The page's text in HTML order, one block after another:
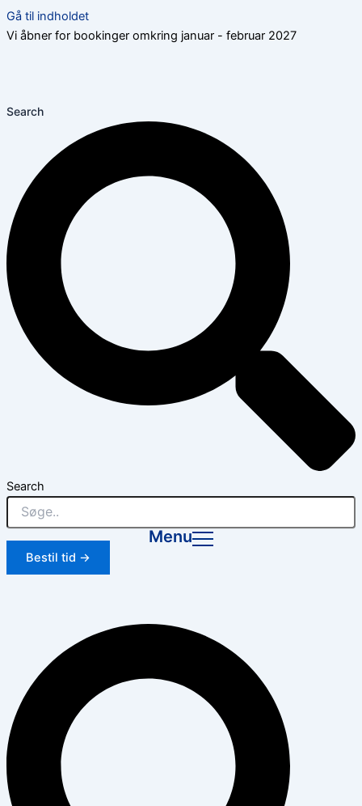
Gå til indholdet
Vi åbner for bookinger omkring januar - februar 2027
Search
Search
Menu
Bestil tid →